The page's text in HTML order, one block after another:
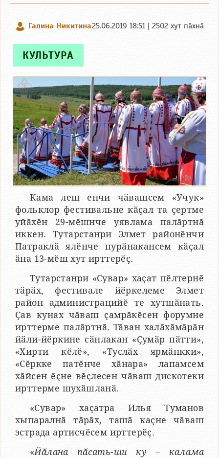
Галина Никитина25.06.2019 18:51 | 2502 хут пӑхнӑ
КУЛЬТУРА
Кама леш енчи чӑвашсем «Учук»
фольклор фестивальне кӑҫал та ҫертме
уйӑхӗн 29-мӗшнче уявлама палӑртнӑ
иккен. Тутарстанри Элмет районӗнчи
Патраклӑ ялӗнче пурӑнакансем кӑҫал
ӑна 13-мӗш хут ирттерӗҫ.
Тутарстанри «Сувар» хаҫат пӗлтернӗ
тӑрӑх, фестивале йӗркелеме Элмет
район администрацийӗ те хутшӑнать.
Ҫав кунах чӑваш ҫамрӑкӗсен форумне
ирттерме палӑртнӑ. Тӑван халӑхӑмӑрӑн
йӑли-йӗркине сӑнлакан «Ҫумӑр пӑтти»,
«Хирти кӗлӗ», «Туслӑх ярмӑнкки»,
«Сӗркке патӗнче хӑнара» лапамсем
хӑйсен ӗҫне вӗҫлесен чӑваш дискотеки
ирттерме шухӑшланӑ.
«Сувар» хаҫатра Илья Туманов
хыпаралнӑ тӑрӑх, ташӑ каҫне чӑваш
эстрада артисчӗсем ирттерӗҫ.
«Йӑлана пӑсать-ши ку – калама